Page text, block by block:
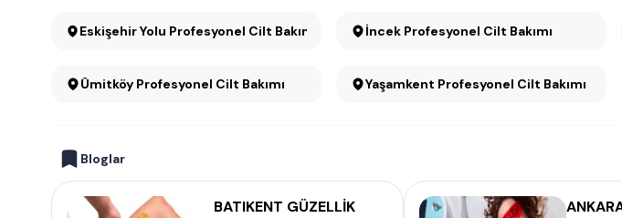
Eskişehir Yolu Profesyonel Cilt Bakımı İncek Profesyonel Cilt Bakımı
Ümitköy Profesyonel Cilt Bakımı Yaşamkent Profesyonel Cilt Bakımı
Bloglar
BATIKENT GÜZELLİK